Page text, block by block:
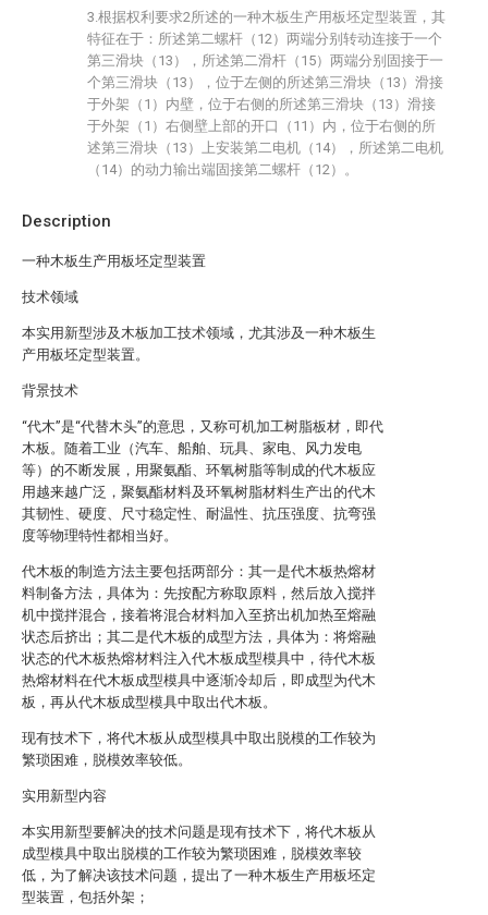
Description
一种木板生产用板坯定型装置
技术领域
本实用新型涉及木板加工技术领域，尤其涉及一种木板生
产用板坯定型装置。
背景技术
“代木”是“代替木头”的意思，又称可机加工树脂板材，即代
木板。随着工业（汽车、船舶、玩具、家电、风力发电
等）的不断发展，用聚氨酯、环氧树脂等制成的代木板应
用越来越广泛，聚氨酯材料及环氧树脂材料生产出的代木
其韧性、硬度、尺寸稳定性、耐温性、抗压强度、抗弯强
度等物理特性都相当好。
代木板的制造方法主要包括两部分：其一是代木板热熔材
料制备方法，具体为：先按配方称取原料，然后放入搅拌
机中搅拌混合，接着将混合材料加入至挤出机加热至熔融
状态后挤出；其二是代木板的成型方法，具体为：将熔融
状态的代木板热熔材料注入代木板成型模具中，待代木板
热熔材料在代木板成型模具中逐渐冷却后，即成型为代木
板，再从代木板成型模具中取出代木板。
现有技术下，将代木板从成型模具中取出脱模的工作较为
繁琐困难，脱模效率较低。
实用新型内容
本实用新型要解决的技术问题是现有技术下，将代木板从
成型模具中取出脱模的工作较为繁琐困难，脱模效率较
低，为了解决该技术问题，提出了一种木板生产用板坯定
型装置，包括外架；
3.根据权利要求2所述的一种木板生产用板坯定型装置，其
特征在于：所述第二螺杆（12）两端分别转动连接于一个
第三滑块（13），所述第二滑杆（15）两端分别固接于一
个第三滑块（13），位于左侧的所述第三滑块（13）滑接
于外架（1）内壁，位于右侧的所述第三滑块（13）滑接
于外架（1）右侧壁上部的开口（11）内，位于右侧的所
述第三滑块（13）上安装第二电机（14），所述第二电机
（14）的动力输出端固接第二螺杆（12）。